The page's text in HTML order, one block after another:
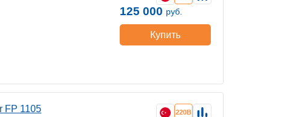
125 000 руб.
Купить
FP 1105 220В